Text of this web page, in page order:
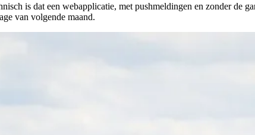
is dat een webapplicatie, met pushmeldingen en zonder de
van volgende maand.